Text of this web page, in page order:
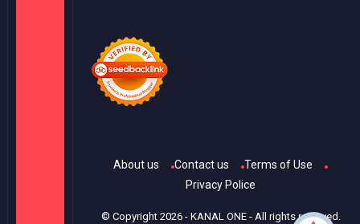
About us Contact us
Terms of Use
Privacy Police
© Copyright 2026- KANAL ONE- All rights reserved.